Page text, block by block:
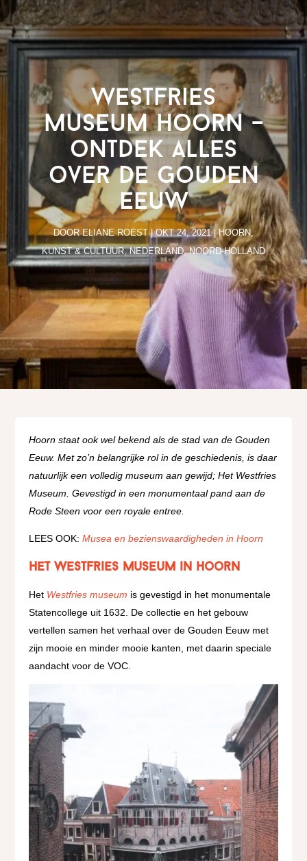
Westfries
Museum Hoorn –
ontdek alles
over de Gouden
Eeuw
DOORELIANE ROEST|OKT 24, 2021|HOORN,
KUNST & CULTUUR,NEDERLAND,NOORD-HOLLAND
Hoorn staat ook wel bekend als de stad van de Gouden
Eeuw. Met zo’n belangrijke rol in de geschiedenis, is daar
natuurlijk een volledig museum aan gewijd; Het Westfries
Museum. Gevestigd in een monumentaal pand aan de
Rode Steen voor een royale entree.
LEES OOK:Musea en bezienswaardigheden in Hoorn
Het Westfries Museum in Hoorn
Het Westfries museum is gevestigd in het monumentale
Statencollege uit 1632. De collectie en het gebouw
vertellen samen het verhaal over de Gouden Eeuw met
zijn mooie en minder mooie kanten, met daarin speciale
aandacht voor de VOC.